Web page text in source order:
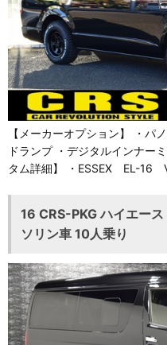
【メーカーオプション】 ・パ
ドランプ ・デジタルインナー
タム詳細】 ・ESSEX EL-
16 CRS-PKG ハイエー
ソリン車 10人乗り